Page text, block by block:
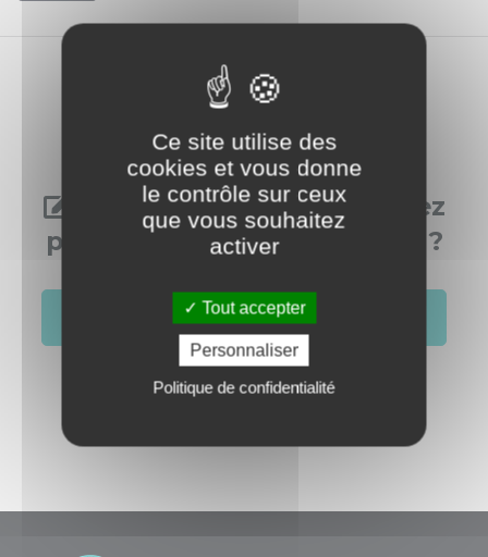
1 média trouvé
Vous aussi, vous souhaitez
publier dans cette rubrique ?
Créer un compte
Ce site utilise des
cookies et vous donne
le contrôle sur ceux
que vous souhaitez
activer
Tout accepter
Personnaliser
Politique de confidentialité